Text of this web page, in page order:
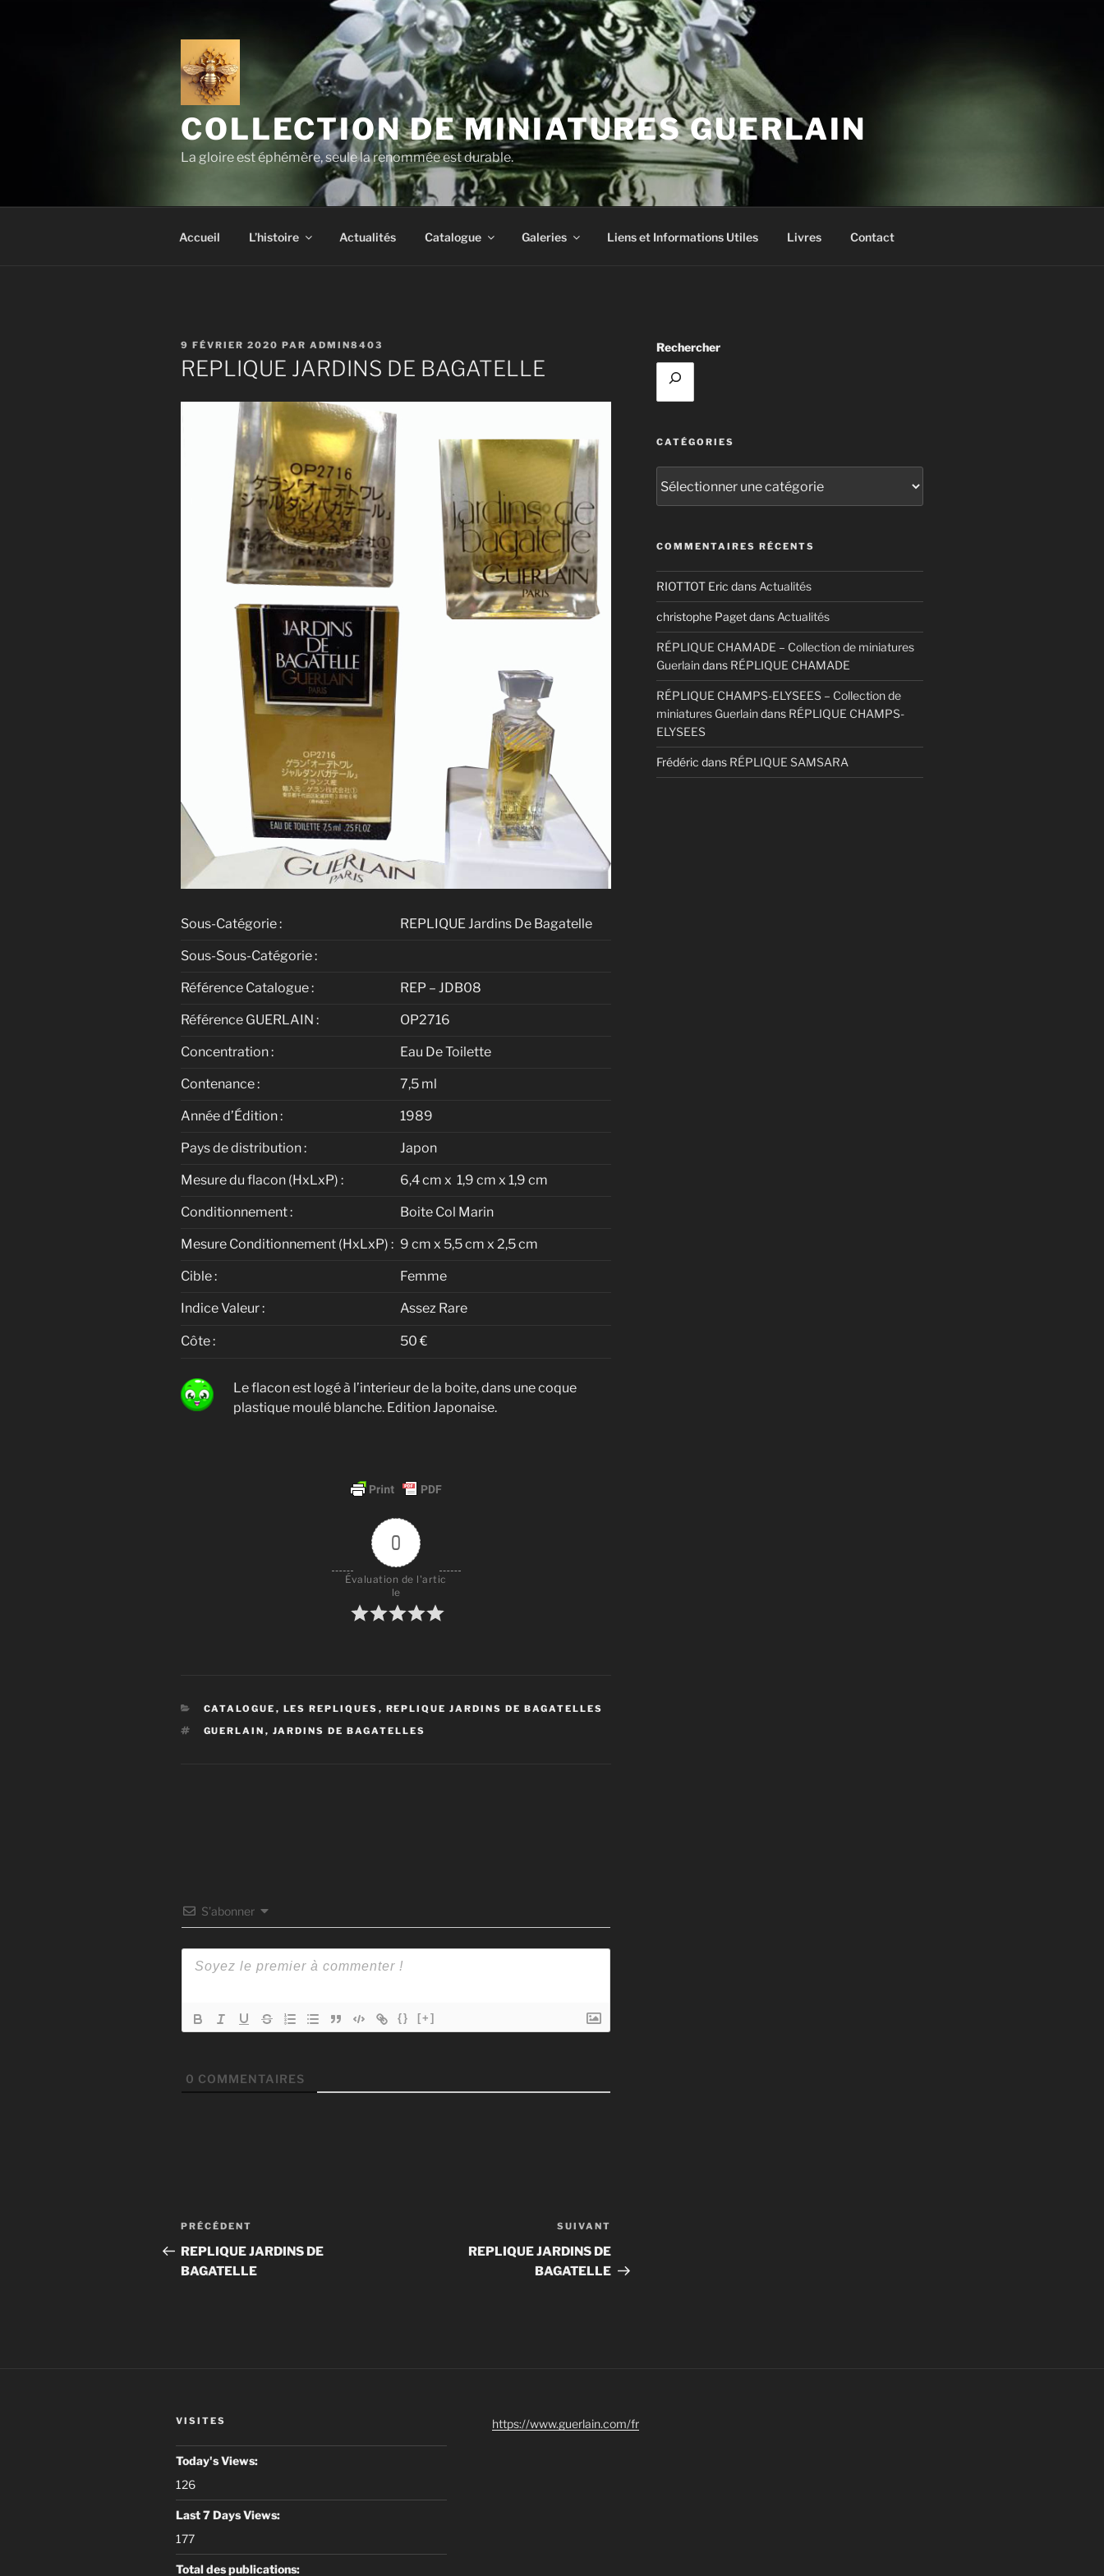
COLLECTION DE MINIATURES GUERLAIN
La gloire est éphémère, seule la renommée est durable.
Accueil L’histoire Actualités Catalogue Galeries Liens et Informations Utiles Livres Contact
PUBLIÉ
LE
9 FÉVRIER 2020 PAR ADMIN8403
REPLIQUE JARDINS DE BAGATELLE
Sous-Catégorie : REPLIQUE Jardins De Bagatelle
Sous-Sous-Catégorie :
Référence Catalogue : REP – JDB08
Référence GUERLAIN : OP2716
Concentration : Eau De Toilette
Contenance : 7,5 ml
Année d’Édition : 1989
Pays de distribution : Japon
Mesure du flacon (HxLxP) : 6,4 cm x 1,9 cm x 1,9 cm
Conditionnement : Boite Col Marin
Mesure Conditionnement (HxLxP) : 9 cm x 5,5 cm x 2,5 cm
Cible : Femme
Indice Valeur : Assez Rare
Côte : 50 €
Le flacon est logé à l’interieur de la boite, dans une coque
plastique moulé blanche. Edition Japonaise.
0
Évaluation de l'artic
le
CATÉGORIES
CATALOGUE , LES REPLIQUES , REPLIQUE JARDINS DE BAGATELLES
ÉTIQUETTES
GUERLAIN , JARDINS DE BAGATELLES
S’abonner
{} [+]
0 COMMENTAIRES
Navigation
de
l’article
Article
précédent
PRÉCÉDENT
REPLIQUE JARDINS DE
BAGATELLE
suivant
SUIVANT
REPLIQUE JARDINS DE
BAGATELLE
Rechercher
CATÉGORIES
COMMENTAIRES RÉCENTS
RIOTTOT Eric dans Actualités
christophe Pagetdans Actualités
RÉPLIQUE CHAMADE – Collection de miniatures
Guerlaindans RÉPLIQUE CHAMADE
RÉPLIQUE CHAMPS-ELYSEES – Collection de
miniatures Guerlaindans RÉPLIQUE CHAMPS-
ELYSEES
Frédéric dans RÉPLIQUE SAMSARA
VISITES
Today's Views:
126
Last 7 Days Views:
177
Total des publications:
https://www.guerlain.com/fr